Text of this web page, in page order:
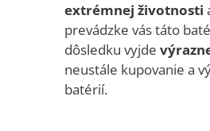
extrémnej životnosti
prevádzke vás táto
dôsledku vyjde
neustále kupovanie a
batérií.